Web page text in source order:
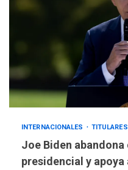
INTERNACIONALES TITULARES
Joe Biden
presidencial y apoya